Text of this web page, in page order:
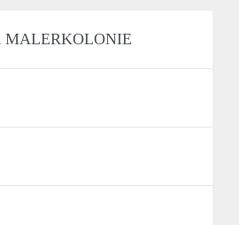
MALERKOLONIE